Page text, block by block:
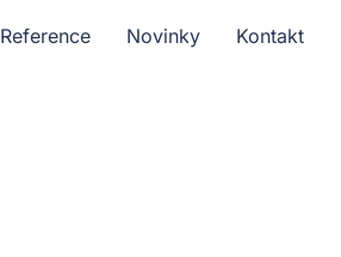
Reference Novinky Kontakt